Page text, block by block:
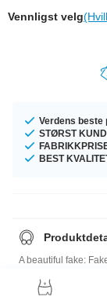
Vennligst velg
Verdens
STØRST
BEST
A beautiful fake: